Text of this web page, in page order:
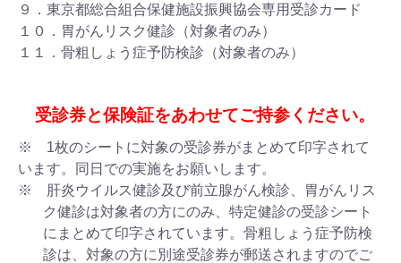
９．東京都総合組合保健施設振興協会専用受診カード
１０．胃がんリスク健診（対象者のみ）
１１．骨粗しょう症予防検診（対象者のみ）
受診券と保険証をあわせてご持参ください。
※ 1枚のシートに対象の受診券がまとめて印字されて
います。同日での実施をお願いします。
※ 肝炎ウイルス健診及び前立腺がん検診、胃がんリス
ク健診は対象者の方にのみ、特定健診の受診シート
にまとめて印字されています。骨粗しょう症予防検
診は、対象の方に別途受診券が郵送されますのでご